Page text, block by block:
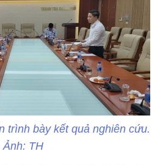
trình bày kết quả nghiên cứu.
Ảnh: TH